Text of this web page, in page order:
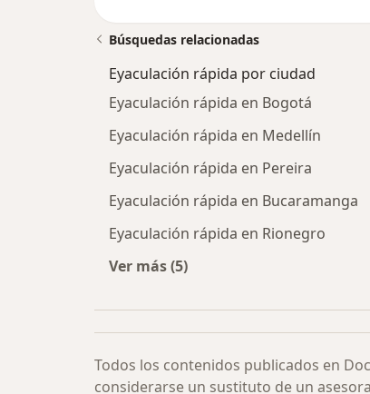
Búsquedas relacionadas
Eyaculación rápida por ciudad
Eyaculación rápida en Bogotá
Eyaculación rápida en Medellín
Eyaculación rápida en Pereira
Eyaculación rápida en Bucaramanga
Eyaculación rápida en Rionegro
Ver más (5)
Todos los contenidos publicados en
considerarse un sustituto de un